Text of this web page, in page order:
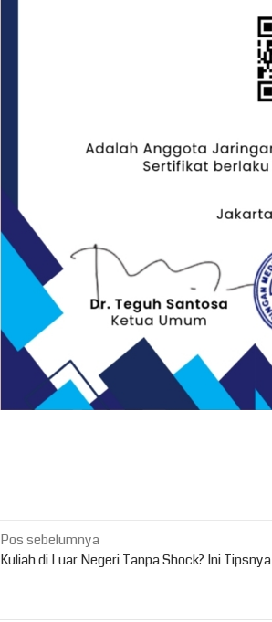
Navigasi
pos
Pos sebelumnya
Kuliah di Luar Negeri Tanpa Shock? Ini Tipsnya